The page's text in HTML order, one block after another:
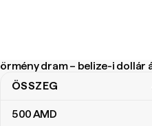
örmény dram – belize-i dollár
örmény dram – belize-i dollár
ÖSSZEG
500AMD